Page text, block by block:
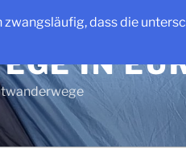
dass die
IN